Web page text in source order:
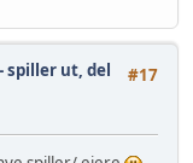
#17
spiller ut, del